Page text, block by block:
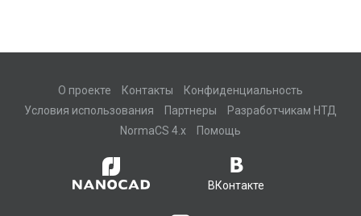
О проекте Контакты
Конфиденциальность
Условия использования
Партнеры
Разработчикам НТД
NormaCS 4.x
Помощь
ВКонтакте